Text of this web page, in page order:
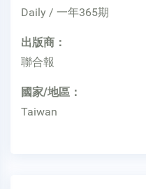
Daily / 一年365期
出版商：
聯合報
國家/地區：
Taiwan